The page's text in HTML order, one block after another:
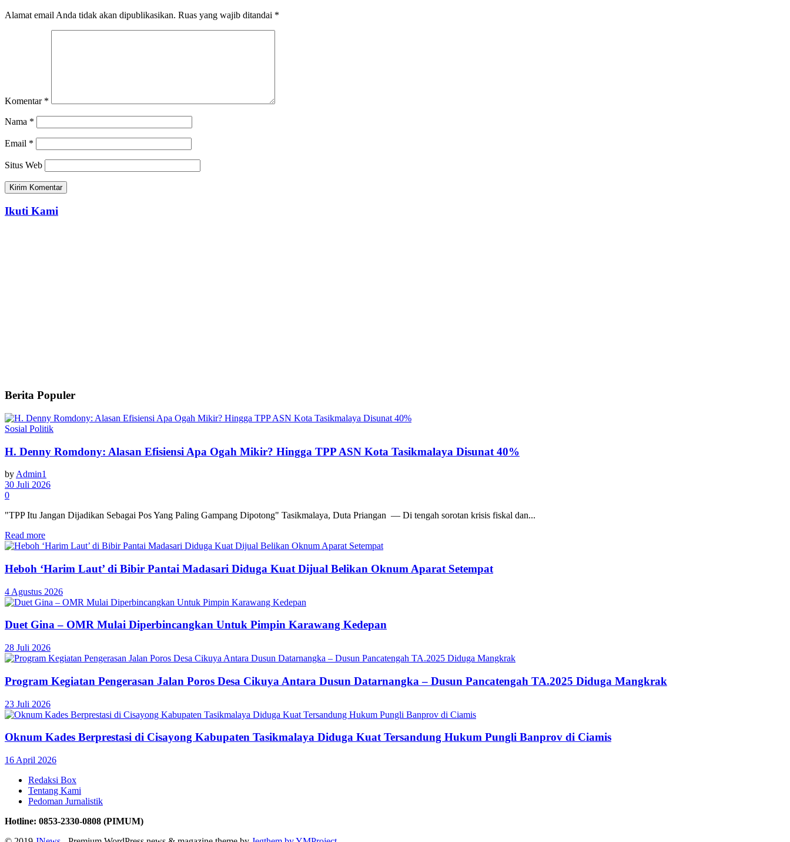
Alamat email Anda tidak akan dipublikasikan. Ruas yang wajib ditandai *
Komentar *
Nama *
Email *
Situs Web
Ikuti Kami
Berita Populer
Sosial Politik
H. Denny Romdony: Alasan Efisiensi Apa Ogah Mikir? Hingga TPP ASN Kota Tasikmalaya Disunat 40%
by Admin1
30 Juli 2026
0
"TPP Itu Jangan Dijadikan Sebagai Pos Yang Paling Gampang Dipotong" Tasikmalaya, Duta Priangan — Di tengah sorotan krisis fiskal dan...
Read more
Heboh ‘Harim Laut’ di Bibir Pantai Madasari Diduga Kuat Dijual Belikan Oknum Aparat Setempat
4 Agustus 2026
Duet Gina – OMR Mulai Diperbincangkan Untuk Pimpin Karawang Kedepan
28 Juli 2026
Program Kegiatan Pengerasan Jalan Poros Desa Cikuya Antara Dusun Datarnangka – Dusun Pancatengah TA.2025 Diduga Mangkrak
23 Juli 2026
Oknum Kades Berprestasi di Cisayong Kabupaten Tasikmalaya Diduga Kuat Tersandung Hukum Pungli Banprov di Ciamis
16 April 2026
Redaksi Box
Tentang Kami
Pedoman Jurnalistik
Hotline: 0853-2330-0808 (PIMUM)